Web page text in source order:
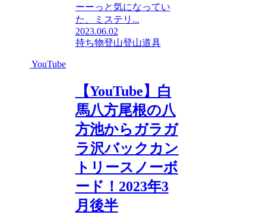
ーーっと気になってい
た、ミステリ...
2023.06.02
持ち物登山登山道具
YouTube
【YouTube】白
馬八方尾根の八
方池からガラガ
ラ沢バックカン
トリースノーボ
ード！2023年3
月後半